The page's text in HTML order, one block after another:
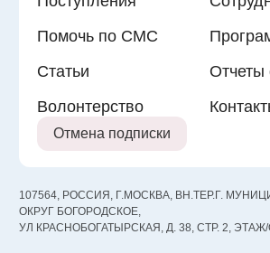
Помочь по СМС
Статьи
Волонтерство
Отмена подписки
107564, РОССИЯ, Г.МОСКВА, ВН.ТЕР.Г.
ОКРУГ БОГОРОДСКОЕ,
УЛ КРАСНОБОГАТЫРСКАЯ, Д. 38, СТР. 2,